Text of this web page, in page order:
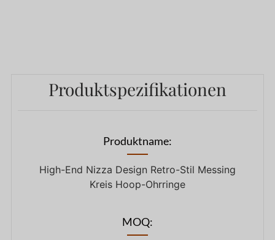
Produktspezifikationen
Produktname:
High-End Nizza Design Retro-Stil Messing
Kreis Hoop-Ohrringe
MOQ: